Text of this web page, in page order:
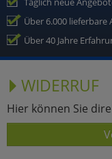
Über 6.000 lieferbare
Über 40 Jahre
WIDERRUF
Hier können Sie